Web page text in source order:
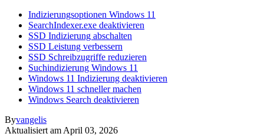
Indizierungsoptionen Windows 11
SearchIndexer.exe deaktivieren
SSD Indizierung abschalten
SSD Leistung verbessern
SSD Schreibzugriffe reduzieren
Suchindizierung Windows 11
Windows 11 Indizierung deaktivieren
Windows 11 schneller machen
Windows Search deaktivieren
Byvangelis
Aktualisiert am April 03, 2026